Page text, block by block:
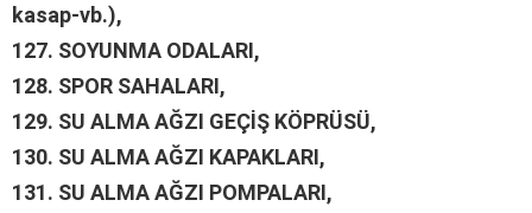
kasap-vb.),
127. SOYUNMA ODALARI,
128. SPOR SAHALARI,
129. SU ALMA AĞZI GEÇİŞ KÖPRÜSÜ,
130. SU ALMA AĞZI KAPAKLARI,
131. SU ALMA AĞZI POMPALARI,